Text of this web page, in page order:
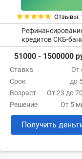
Отзывы:
кредитов СКБ-
51000 - 1500000
Ставка
От
Срок
до
Возраст
От 23 до
Решение
От 5
Получить